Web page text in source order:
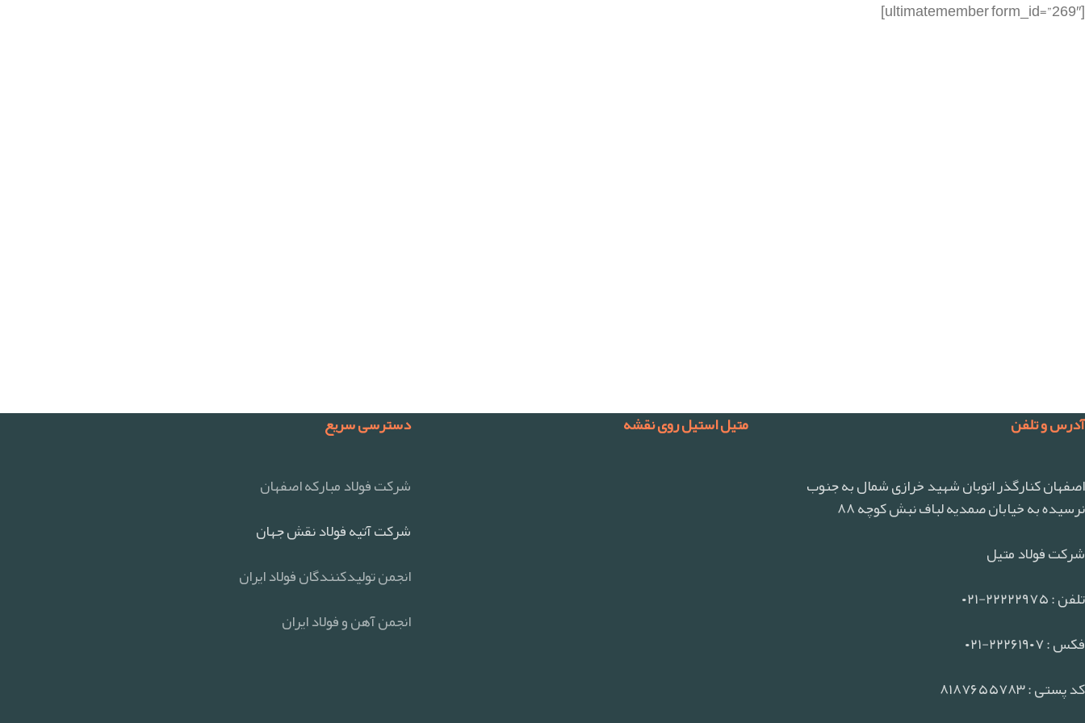
[ultimatemember form_id=”269″]
آدرس و تلفن
اصفهان کنارگذر اتوبان شهید خرازی شمال به جنوب
نرسیده به خیابان صمدیه لباف نبش کوچه ۸۸
شرکت فولاد متیل
تلفن : ۲۲۲۲۲۹۷۵-۰۲۱
فکس : ۲۲۲۶۱۹۰۷-۰۲۱
کد پستی : ۸۱۸۷۶۵۵۷۸۳
متیل استیل روی نقشه دسترسی سریع
شرکت فولاد مبارکه اصفهان
شرکت آتیه فولاد نقش جهان
انجمن تولیدکنندگان فولاد ایران
انجمن آهن و فولاد ایران